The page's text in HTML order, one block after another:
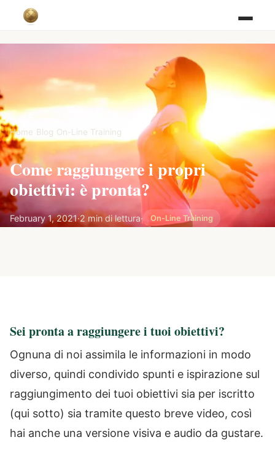
Home Blog On-Line Training
Come raggiungere i propri
obiettivi: è pronta?
February 1, 2021·2 min di lettura· On-Line Training
Sei pronta a raggiungere i tuoi obiettivi?
Ognuna di noi assimila le informazioni in modo
diverso, quindi condivido spunti e ispirazione sul
raggiungimento dei tuoi obiettivi sia per iscritto
(qui sotto) sia tramite questo breve video, così
hai anche una versione visiva e audio da gustare.